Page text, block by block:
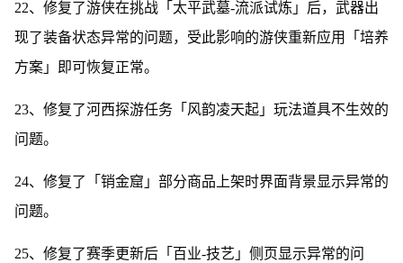
22、修复了游侠在挑战「太平武墓-流派试炼」后，武器出
现了装备状态异常的问题，受此影响的游侠重新应用「培养
方案」即可恢复正常。
23、修复了河西探游任务「风韵凌天起」玩法道具不生效的
问题。
24、修复了「销金窟」部分商品上架时界面背景显示异常的
问题。
25、修复了赛季更新后「百业-技艺」侧页显示异常的问